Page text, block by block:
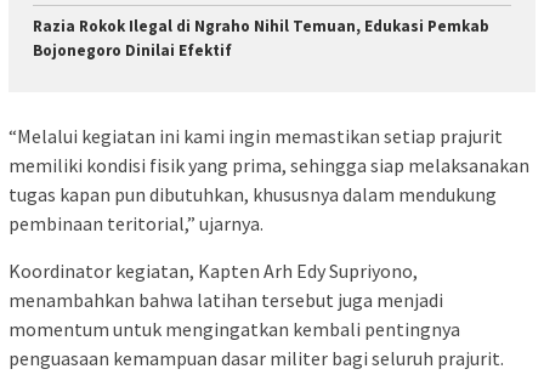
Razia Rokok Ilegal di Ngraho Nihil Temuan, Edukasi Pemkab
Bojonegoro Dinilai Efektif
“Melalui kegiatan ini kami ingin memastikan setiap prajurit
memiliki kondisi fisik yang prima, sehingga siap melaksanakan
tugas kapan pun dibutuhkan, khususnya dalam mendukung
pembinaan teritorial,” ujarnya.
Koordinator kegiatan, Kapten Arh Edy Supriyono,
menambahkan bahwa latihan tersebut juga menjadi
momentum untuk mengingatkan kembali pentingnya
penguasaan kemampuan dasar militer bagi seluruh prajurit.